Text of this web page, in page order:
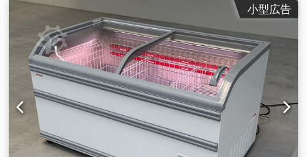
小型広告